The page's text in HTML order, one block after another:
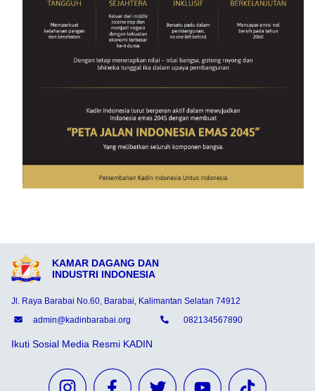
KAMAR DAGANG DAN
INDUSTRI INDONESIA
Jl. Raya Barabai No.60, Barabai, Kalimantan Selatan 74912
admin@kadinbarabai.org
082134567890
Ikuti Sosial Media Resmi KADIN